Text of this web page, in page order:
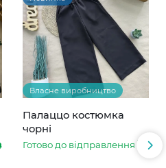
Власне виробництво
Палаццо костюмка
чорні
Готово до відправлення